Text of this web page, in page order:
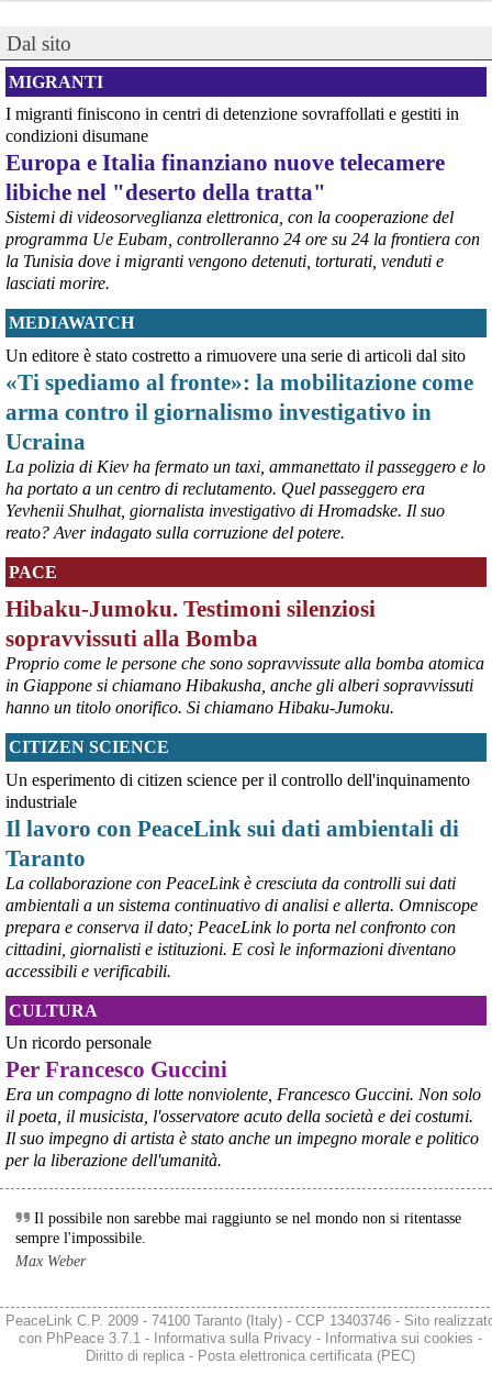
@peacelink -
«Ai bambini di Gaza il Nobel per la pace»
La proposta viene lanciata (con centinaia di adesioni) dal
quotidiano «L'Avvenire».
#Gaza
@peacelink - 10/8/2026 16:04
"Resistere, studiare, fare rete e rompere i coglioni". (Goffredo Fofi)
PeaceLink fa propria la lezione di Goffredo Fofi: resistere alle
ingiustizie, studiare i problemi con rigore, fare rete sul territorio e
rompere le scatole al potere con la nonviolenza. È la nostra stessa
azione quotidiana per pace e ambiente.
#PeaceLink #pace
@peacelink - 10/8/2026 16:02
@grafton9 abbiamo accolto favorevolmente la critica ed effettuato
la correzione.
@peacelink
Disarmo: Come gli USA guadagnano sulla guerra in Ucraina (e a
pagare è l'Europa) peacelink.it/disarmo/come-gli- #Disarmo
@peacelink - 26/7/2026 9:45
Pace: Il Manuale per l'Azione Diretta Nonviolenta
peacelink.it/pace/a/51484.html
Pace
@peacelink
26/7/2026 20:15
peacelink.it/latina/a/51485.ht #Latina
@peacelink - 27/7/2026 16:45
Dal sito
MIGRANTI
I migranti finiscono in centri di detenzione sovraffollati e gestiti in
condizioni disumane
Europa e Italia finanziano nuove telecamere
libiche nel "deserto della tratta"
Sistemi di videosorveglianza elettronica, con la cooperazione del
programma Ue Eubam, controlleranno 24 ore su 24 la frontiera con
la Tunisia dove i migranti vengono detenuti, torturati, venduti e
lasciati morire.
MEDIAWATCH
Un editore è stato costretto a rimuovere una serie di articoli dal sito
«Ti spediamo al fronte»: la mobilitazione come
arma contro il giornalismo investigativo in
Ucraina
La polizia di Kiev ha fermato un taxi, ammanettato il passeggero e lo
ha portato a un centro di reclutamento. Quel passeggero era
Yevhenii Shulhat, giornalista investigativo di Hromadske. Il suo
reato? Aver indagato sulla corruzione del potere.
PACE
Hibaku-Jumoku. Testimoni silenziosi
sopravvissuti alla Bomba
Proprio come le persone che sono sopravvissute alla bomba atomica
in Giappone si chiamano Hibakusha, anche gli alberi sopravvissuti
hanno un titolo onorifico. Si chiamano Hibaku-Jumoku.
CITIZEN SCIENCE
Un esperimento di citizen science per il controllo dell'inquinamento
industriale
Il lavoro con PeaceLink sui dati ambientali di
Taranto
La collaborazione con PeaceLink è cresciuta da controlli sui dati
ambientali a un sistema continuativo di analisi e allerta. Omniscope
prepara e conserva il dato; PeaceLink lo porta nel confronto con
cittadini, giornalisti e istituzioni. E così le informazioni diventano
accessibili e verificabili.
CULTURA
Un ricordo personale
Per Francesco Guccini
Era un compagno di lotte nonviolente, Francesco Guccini. Non solo
il poeta, il musicista, l'osservatore acuto della società e dei costumi.
Il suo impegno di artista è stato anche un impegno morale e politico
per la liberazione dell'umanità.
Il possibile non sarebbe mai raggiunto se nel mondo non si ritentasse
sempre l'impossibile.
Max Weber
PeaceLink C.P. 2009 - 74100 Taranto (Italy) - CCP 13403746 - Sito
con PhPeace 3.7.1- Informativa sulla Privacy- Informativa sui cookies -
Diritto di replica- Posta elettronica certificata (PEC)